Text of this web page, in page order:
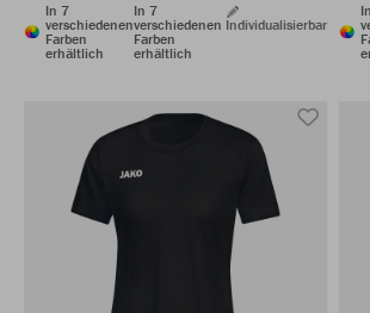
In 7
verschiedenen
Farben
erhältlich
In 7
verschiedenen
Farben
erhältlich
Individualisierbar